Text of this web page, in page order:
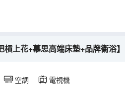
上花+慕思高端床墊+品牌衞浴】
空調 電視機